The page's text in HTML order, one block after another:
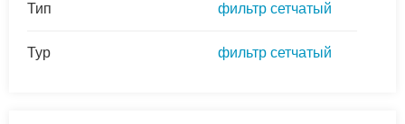
Тип фильтр сетчатый
Typ фильтр сетчатый